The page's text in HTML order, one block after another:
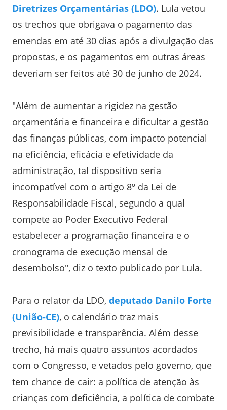
Diretrizes Orçamentárias (LDO). Lula vetou
os trechos que obrigava o pagamento das
emendas em até 30 dias após a divulgação das
propostas, e os pagamentos em outras áreas
deveriam ser feitos até 30 de junho de 2024.
"Além de aumentar a rigidez na gestão
orçamentária e financeira e dificultar a gestão
das finanças públicas, com impacto potencial
na eficiência, eficácia e efetividade da
administração, tal dispositivo seria
incompatível com o artigo 8º da Lei de
Responsabilidade Fiscal, segundo a qual
compete ao Poder Executivo Federal
estabelecer a programação financeira e o
cronograma de execução mensal de
desembolso", diz o texto publicado por Lula.
Para o relator da LDO, deputado Danilo Forte
(União-CE), o calendário traz mais
previsibilidade e transparência. Além desse
trecho, há mais quatro assuntos acordados
com o Congresso, e vetados pelo governo, que
tem chance de cair: a política de atenção às
crianças com deficiência, a política de combate